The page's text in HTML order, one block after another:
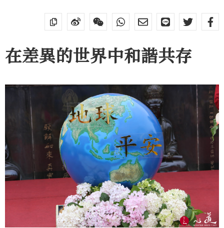
在差異的世界中和諧共存